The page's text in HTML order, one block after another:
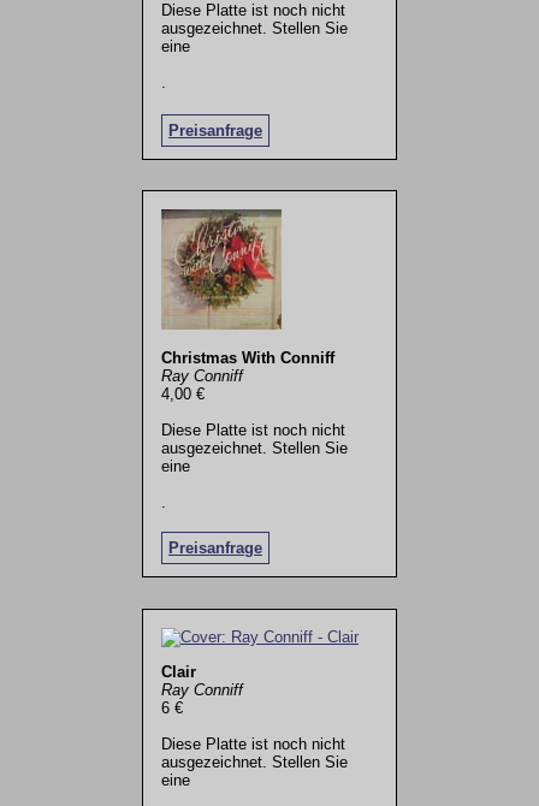
Diese Platte ist noch nicht
ausgezeichnet. Stellen Sie
eine
Preisanfrage
.
Christmas With Conniff
Ray Conniff
4,00 €
Diese Platte ist noch nicht
ausgezeichnet. Stellen Sie
eine
Preisanfrage
Clair
Ray Conniff
6 €
Diese Platte ist noch nicht
ausgezeichnet. Stellen Sie
eine